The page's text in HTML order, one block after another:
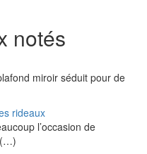
notés
miroir séduit pour de
rideaux
l’occasion de
(…)